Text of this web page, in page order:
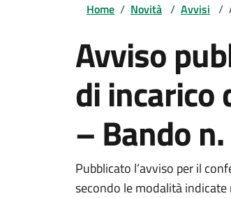
Home / Novità / Avvisi /
Avviso
di incarico
– Bando
Dettagli
Pubblicato l’avviso per il
secondo le modalità indicate